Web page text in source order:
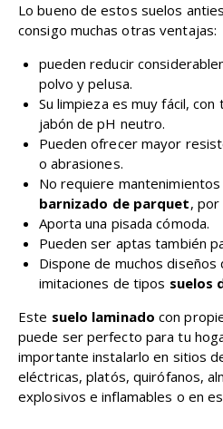
Lo bueno de estos suelos
consigo muchas otras ventajas:
pueden reducir
polvo y pelusa.
Su limpieza es muy fácil,
jabón de pH neutro.
Pueden ofrecer mayor
o abrasiones.
No requiere
barnizado de parquet, por
Aporta una pisada cómoda.
Pueden ser aptas también
Dispone de muchos diseños
imitaciones de tipos suelos
Este suelo laminado con
puede ser perfecto para tu
importante instalarlo en sitios
eléctricas, platós, quirófanos,
explosivos e inflamables o en